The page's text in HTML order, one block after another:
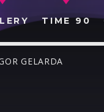
TIME 90
GELARDA